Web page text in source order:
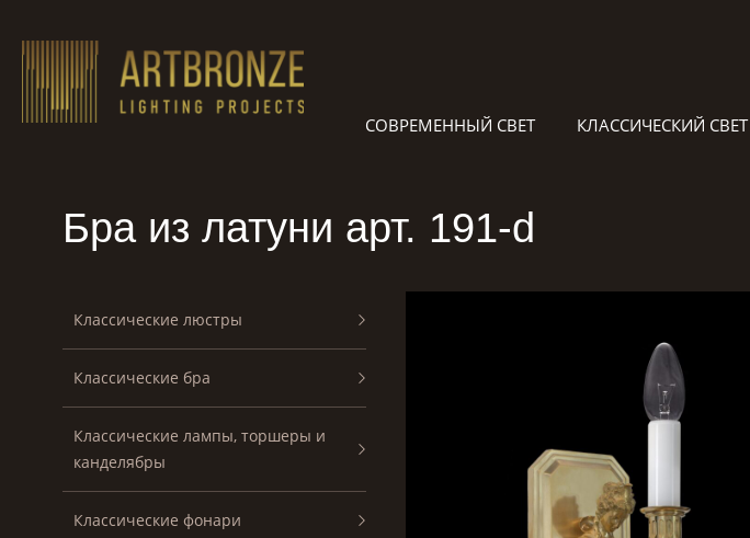
content
СОВРЕМЕННЫЙ СВЕТ КЛАССИЧЕСКИЙ СВЕТ
Бра из латуни арт. 191-d
Классические люстры
Классические бра
Классические лампы, торшеры и
канделябры
Классические фонари